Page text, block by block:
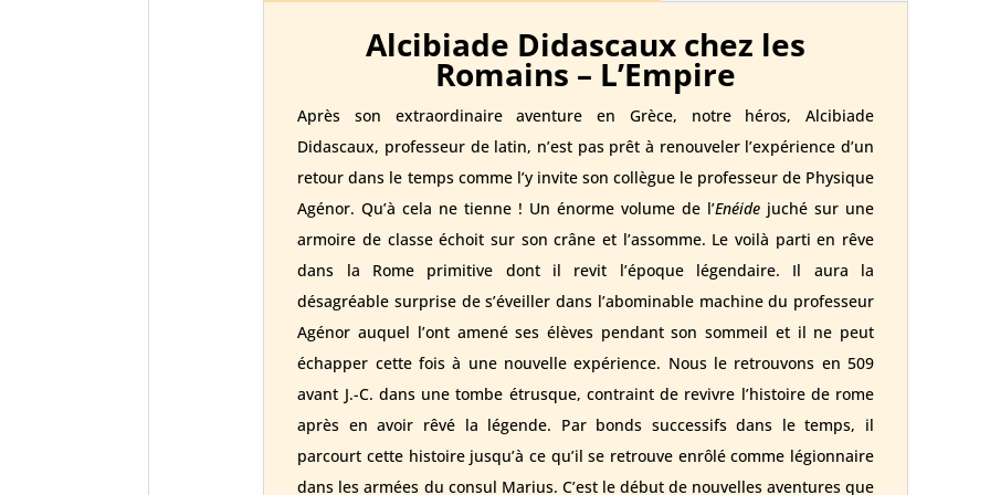
Alcibiade Didascaux chez les
Romains – L’Empire
Après son extraordinaire aventure en Grèce, notre héros, Alcibiade
Didascaux, professeur de latin, n’est pas prêt à renouveler l’expérience d’un
retour dans le temps comme l’y invite son collègue le professeur de Physique
Agénor. Qu’à cela ne tienne ! Un énorme volume de l’Enéide juché sur une
armoire de classe échoit sur son crâne et l’assomme. Le voilà parti en rêve
dans la Rome primitive dont il revit l’époque légendaire. Il aura la
désagréable surprise de s’éveiller dans l’abominable machine du professeur
Agénor auquel l’ont amené ses élèves pendant son sommeil et il ne peut
échapper cette fois à une nouvelle expérience. Nous le retrouvons en 509
avant J.-C. dans une tombe étrusque, contraint de revivre l’histoire de rome
après en avoir rêvé la légende. Par bonds successifs dans le temps, il
parcourt cette histoire jusqu’à ce qu’il se retrouve enrôlé comme légionnaire
dans les armées du consul Marius. C’est le début de nouvelles aventures que